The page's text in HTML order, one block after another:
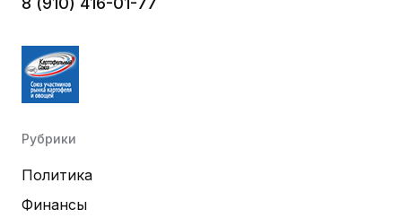
Рубрики
Политика
Финансы